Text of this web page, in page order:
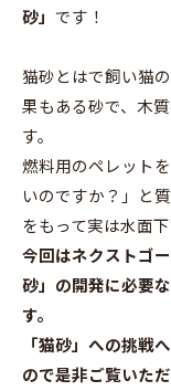
砂」 です！
猫砂とはで飼い猫
果もある砂で、木
す。
燃料用のペレット
いのですか？」と
をもって実は水面
今回はネクストゴ
砂」の開発に必要
す。
「猫砂」への挑戦
ので是非ご覧いた